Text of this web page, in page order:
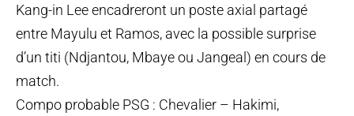
Kang-in Lee encadreront un poste axial partagé
entre Mayulu et Ramos, avec la possible surprise
d’un titi (Ndjantou, Mbaye ou Jangeal) en cours de
match.
Compo probable PSG : Chevalier – Hakimi,